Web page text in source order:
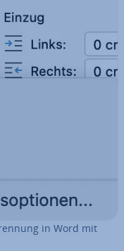
in Word mit